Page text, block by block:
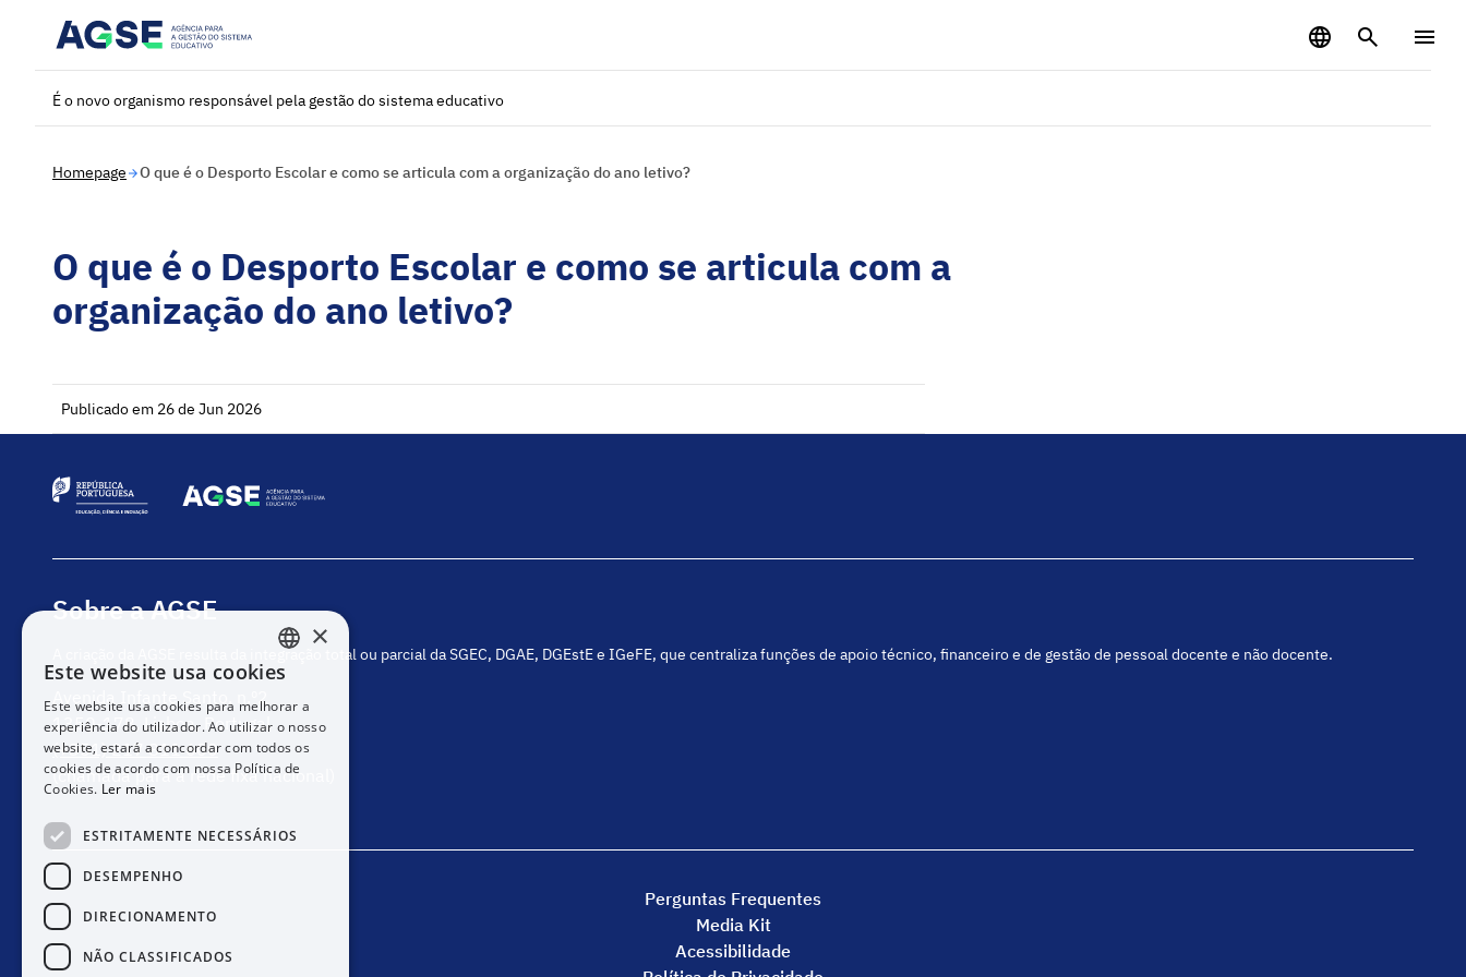
É o novo organismo responsável pela gestão do sistema educativo
Homepage O que é o Desporto Escolar e como se articula com a organização do ano letivo?
O que é o Desporto Escolar e como se articula com a
organização do ano letivo?
Publicado em 26 de Jun 2026
Sobre a AGSE
A criação da AGSE resulta da integração total ou parcial da SGEC, DGAE, DGEstE e IGeFE, que centraliza funções de apoio técnico, financeiro e de gestão de pessoal docente e não docente.
Avenida Infante Santo, n.º2
1350-178, Lisboa, Portugal
(+351) 217 811 600
(chamada para a rede fixa nacional)
Perguntas Frequentes
Media Kit
Acessibilidade
PORTUGUESE
ENGLISH
×
Este website usa cookies
Este website usa cookies para melhorar a
experiência do utilizador. Ao utilizar o nosso
website, estará a concordar com todos os
cookies de acordo com nossa Política de
Cookies. Ler mais
ESTRITAMENTE NECESSÁRIOS
DESEMPENHO
DIRECIONAMENTO
NÃO CLASSIFICADOS